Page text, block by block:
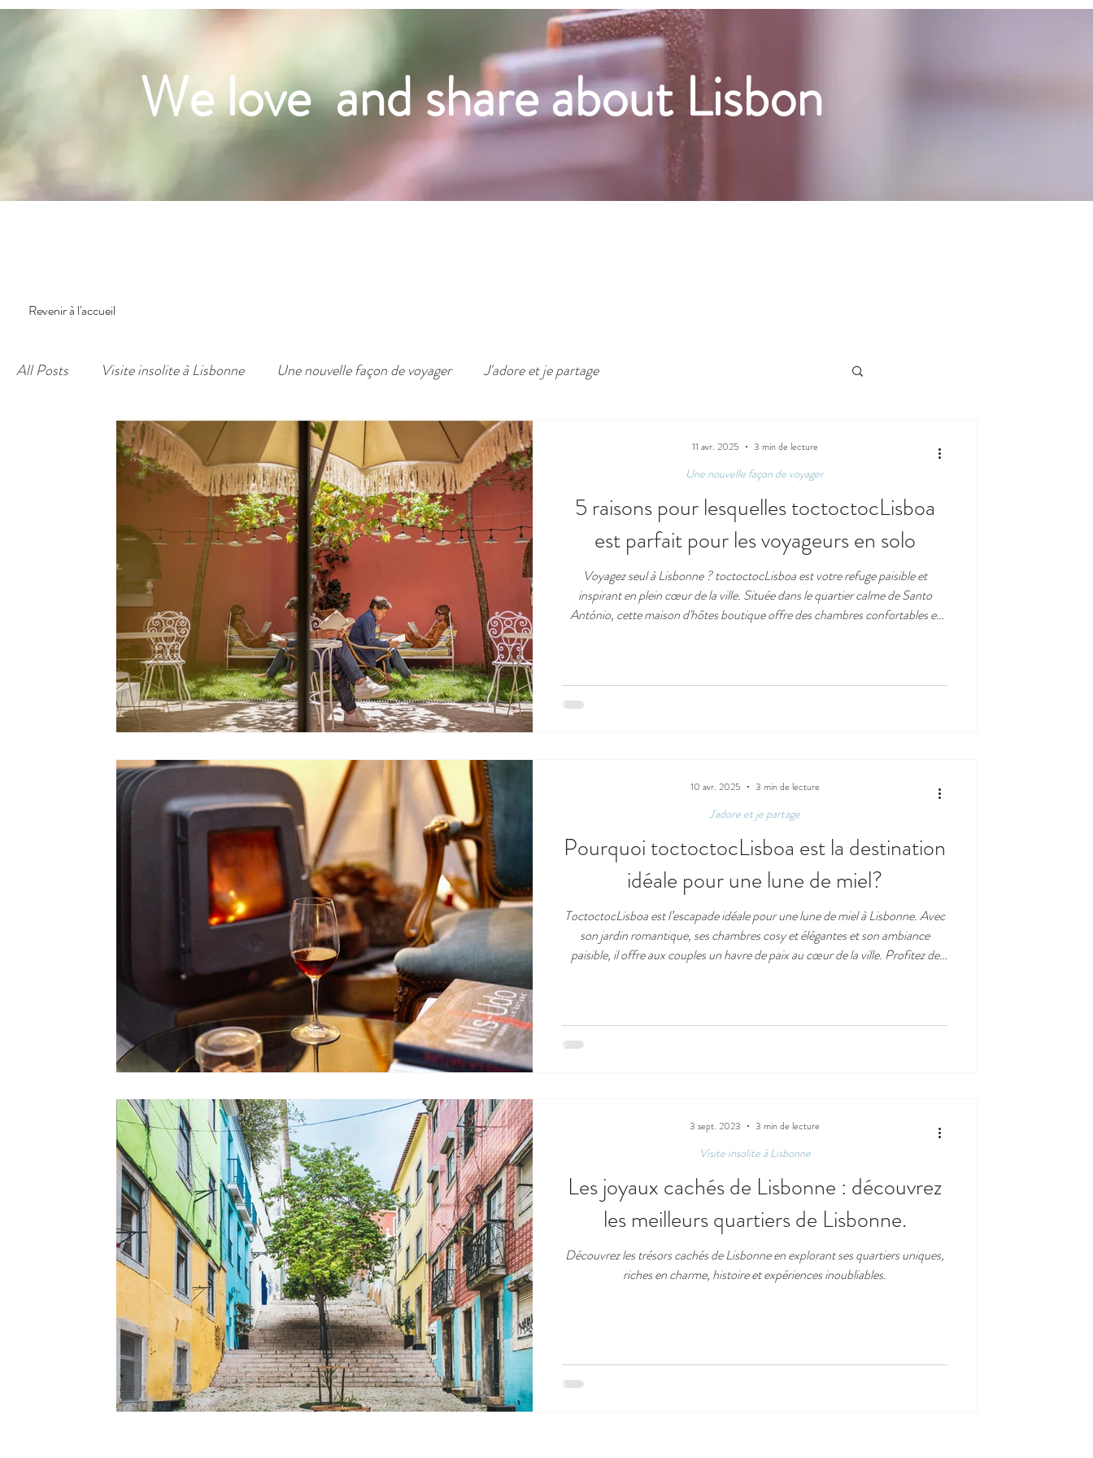
We love and share about Lisbon
Revenir à l'accueil
All Posts Visite insolite à Lisbonne Une nouvelle façon de voyager J'adore et je partage
5 raisons pour lesquelles toctoctocLisboa
est parfait pour les voyageurs en solo
Voyagez seul à Lisbonne ? toctoctocLisboa est votre refuge paisible et
inspirant en plein cœur de la ville. Située dans le quartier calme de Santo
António, cette maison d'hôtes boutique offre des chambres confortables et
Une nouvelle façon de voyager
11 avr. 2025 3 min de lecture
Pourquoi toctoctocLisboa est la destination
idéale pour une lune de miel?
ToctoctocLisboa est l’escapade idéale pour une lune de miel à Lisbonne. Avec
son jardin romantique, ses chambres cosy et élégantes et son ambiance
paisible, il offre aux couples un havre de paix au cœur de la ville. Profitez de
J'adore et je partage
10 avr. 2025 3 min de lecture
Les joyaux cachés de Lisbonne : découvrez
les meilleurs quartiers de Lisbonne.
Découvrez les trésors cachés de Lisbonne en explorant ses quartiers uniques,
riches en charme, histoire et expériences inoubliables.
Visite insolite à Lisbonne
3 sept. 2023 3 min de lecture